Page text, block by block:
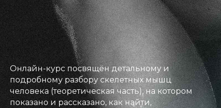
Онлайн-курс посвящён детальному и
подробному разбору скелетных мышц
человека (теоретическая часть), на котором
показано и рассказано, как найти,